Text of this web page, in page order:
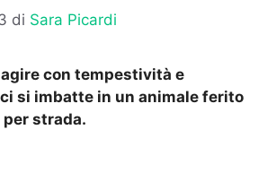
di Sara Picardi
agire con tempestività e
si imbatte in un animale ferito
strada.